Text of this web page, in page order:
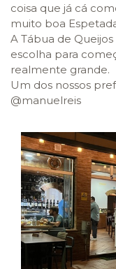
coisa que já cá
muito boa
A Tábua de
escolha para
realmente grande.
Um dos nossos
@manuelreis